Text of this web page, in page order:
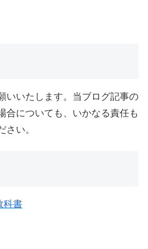
いいたします。当ブログ記事の
合についても、いかなる責任も
さい。
科書